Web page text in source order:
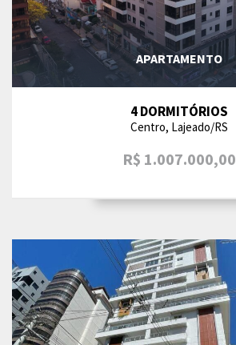
APARTAMENTO
4 DORMITÓRIOS
Centro, Lajeado/RS
R$ 1.007.000,00